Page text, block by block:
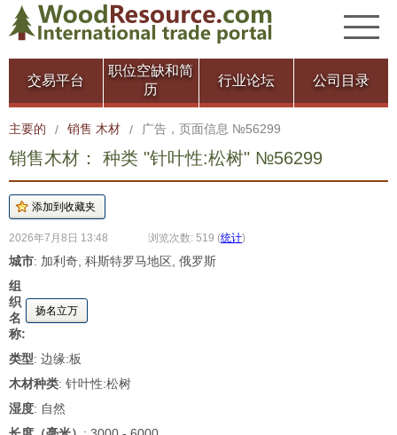
交易平台
职位空缺和简
历
行业论坛 公司目录
主要的 / 销售 木材 / 广告，页面信息 №56299
销售木材： 种类 "针叶性:松树" №56299
2026年7月8日 13:48 浏览次数: 519 (统计)
城市: 加利奇, 科斯特罗马地区, 俄罗斯
组
织
名
称:
扬名立万
类型: 边缘:板
木材种类: 针叶性:松树
湿度: 自然